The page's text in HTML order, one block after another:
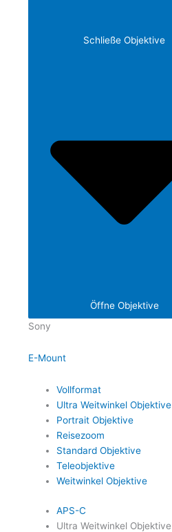
Schließe Objektive
Öffne Objektive
Sony
E-Mount
Vollformat
Ultra Weitwinkel Objektive
Portrait Objektive
Reisezoom
Standard Objektive
Teleobjektive
Weitwinkel Objektive
APS-C
Ultra Weitwinkel Objektive